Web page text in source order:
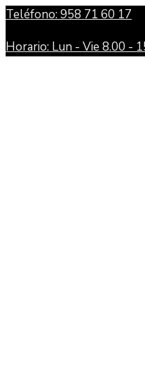
Teléfono: 958 71 60 17
Horario: Lun - Vie 8.00 -